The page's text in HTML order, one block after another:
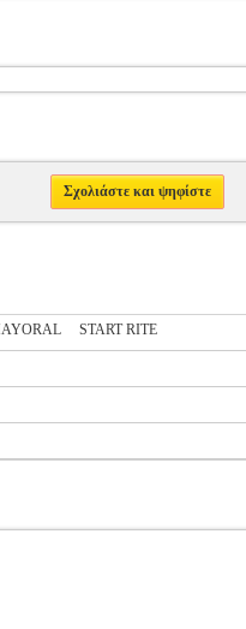
Σχολιάστε και ψηφίστε
START RITE